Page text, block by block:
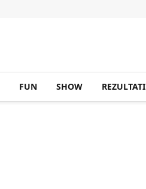
FUN SHOW REZULTATI